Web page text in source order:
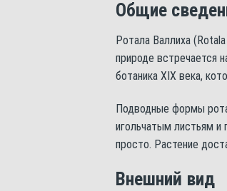
Общие
Ротала Валлиха
природе встречается
ботаника XIX века,
Подводные формы
игольчатым листьям и
просто. Растение
Внешний вид